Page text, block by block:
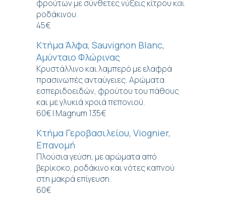
φρούτων με σύνθετες νύξεις κίτρου και
ροδάκινου.
45€
Κτήμα Άλφα, Sauvignon Blanc,
Αμύνταιο Φλώρινας
Κρυστάλλινο και λαμπερό με ελαφρά
πρασινωπές ανταύγειες. Αρώματα
εσπεριδοειδών, φρούτου του πάθους
και με γλυκιά χροιά πεπονιού.
60€ | Magnum 135€
Κτήμα Γεροβασιλείου, Viognier,
Επανομή
Πλούσια γεύση, με αρώματα από
βερίκοκο, ροδάκινο και νότες καπνού
στη μακρά επίγευση.
60€